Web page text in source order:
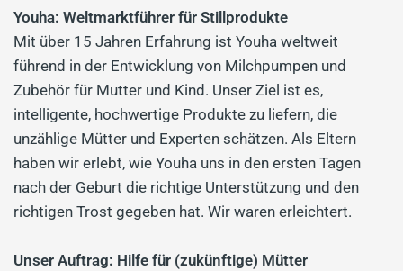
Youha: Weltmarktführer für Stillprodukte
Mit über 15 Jahren Erfahrung ist Youha weltweit
führend in der Entwicklung von Milchpumpen und
Zubehör für Mutter und Kind. Unser Ziel ist es,
intelligente, hochwertige Produkte zu liefern, die
unzählige Mütter und Experten schätzen. Als Eltern
haben wir erlebt, wie Youha uns in den ersten Tagen
nach der Geburt die richtige Unterstützung und den
richtigen Trost gegeben hat. Wir waren erleichtert.
Unser Auftrag: Hilfe für (zukünftige) Mütter